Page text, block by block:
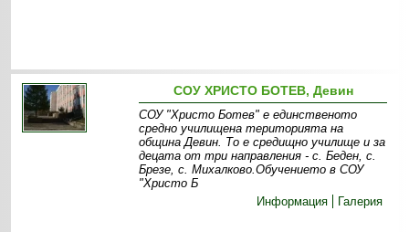
СОУ ХРИСТО БОТЕВ, Девин
СОУ "Христо Ботев" е единственото
средно училищена територията на
община Девин. То е средищно училище и за
децата от три направления - с. Беден, с.
Брезе, с. Михалково.Обучението в СОУ
"Христо Б
Информация
Галерия